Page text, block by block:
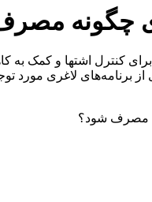
چگونه
کنترل اشتها و کمک به
برنامه‌های لاغری مورد
مصرف شود؟